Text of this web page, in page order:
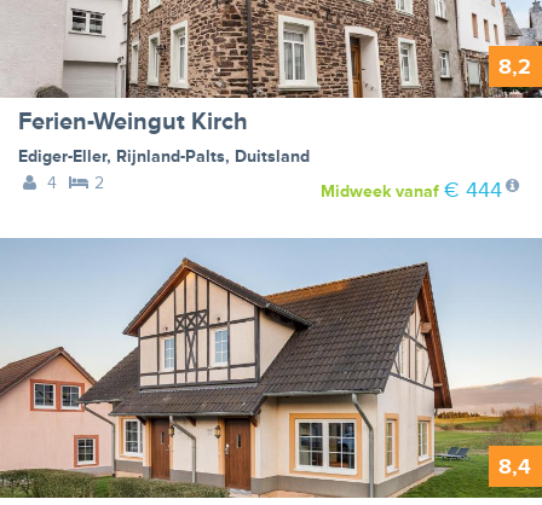
8,2
Ferien-Weingut Kirch
Ediger-Eller, Rijnland-Palts, Duitsland
4
2 Midweekvanaf € 444
8,4